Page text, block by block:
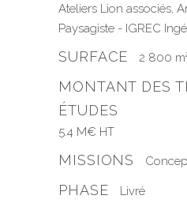
Ateliers Lion associés,
Paysagiste - IGREC
SURFACE 2 800
MONTANT DES
ÉTUDES
5.4 M€ HT
MISSIONS
PHASE Livré